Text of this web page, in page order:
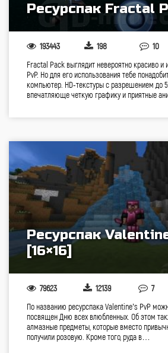
Ресурспак Fractal
193443 198 10
Fractal Pack выглядит невероятно красиво и
PvP. Но для его использования тебе
компьютер. HD-текстуры с разрешением до
впечатляюще четкую графику и приятные
Ресурспак
[16×16]
79623 12139 7
По названию ресурспака Valentine’s PvP
посвящен Дню всех влюбленных. Об этом
алмазные предметы, которые вместо
получили розовую. Кроме того, руда в…